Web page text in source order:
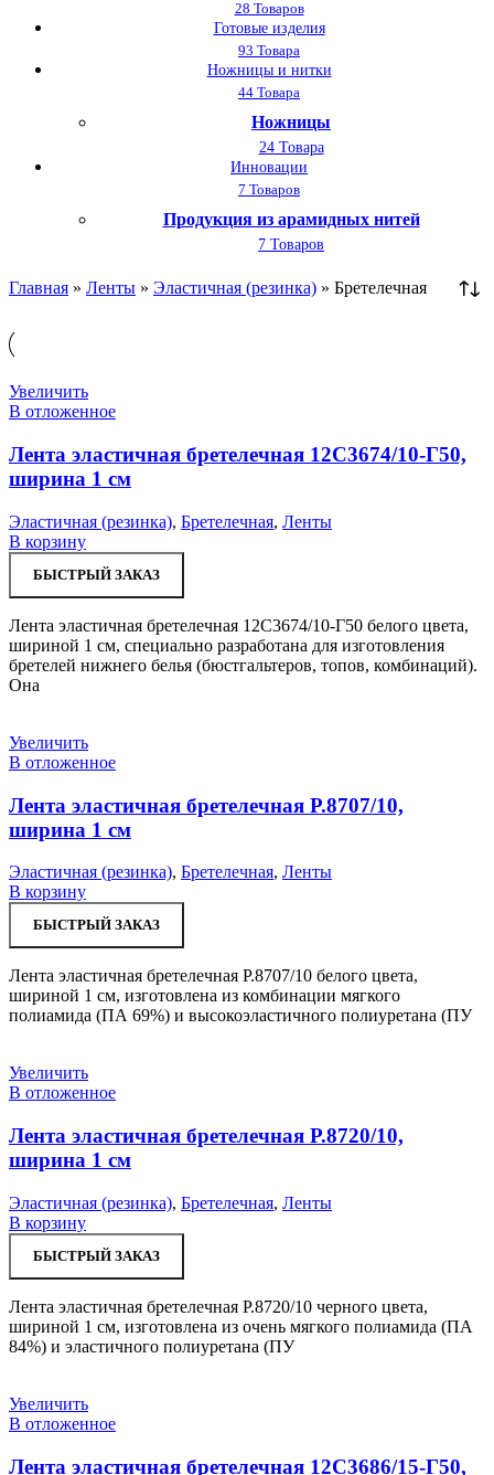
28 Товаров
Готовые изделия
93 Товара
Ножницы и нитки
44 Товара
Ножницы
24 Товара
Инновации
7 Товаров
Продукция из арамидных нитей
7 Товаров
Главная » Ленты » Эластичная (резинка) » Бретелечная
Увеличить
В отложенное
Лента эластичная бретелечная 12С3674/10-Г50,
ширина 1 см
Эластичная (резинка), Бретелечная, Ленты
В корзину
БЫСТРЫЙ ЗАКАЗ
Лента эластичная бретелечная 12С3674/10-Г50 белого цвета,
шириной 1 см, специально разработана для изготовления
бретелей нижнего белья (бюстгальтеров, топов, комбинаций).
Она
Увеличить
В отложенное
Лента эластичная бретелечная Р.8707/10,
ширина 1 см
Эластичная (резинка), Бретелечная, Ленты
В корзину
БЫСТРЫЙ ЗАКАЗ
Лента эластичная бретелечная Р.8707/10 белого цвета,
шириной 1 см, изготовлена из комбинации мягкого
полиамида (ПА 69%) и высокоэластичного полиуретана (ПУ
Увеличить
В отложенное
Лента эластичная бретелечная Р.8720/10,
ширина 1 см
Эластичная (резинка), Бретелечная, Ленты
В корзину
БЫСТРЫЙ ЗАКАЗ
Лента эластичная бретелечная Р.8720/10 черного цвета,
шириной 1 см, изготовлена из очень мягкого полиамида (ПА
84%) и эластичного полиуретана (ПУ
Увеличить
В отложенное
Лента эластичная бретелечная 12С3686/15-Г50,